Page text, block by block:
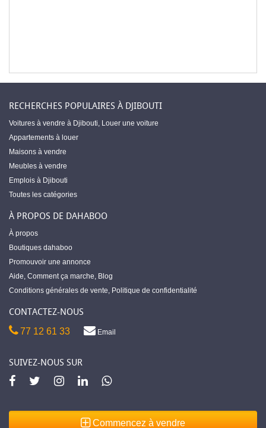
RECHERCHES POPULAIRES À DJIBOUTI
Voitures à vendre à Djibouti, Louer une voiture
Appartements à louer
Maisons à vendre
Meubles à vendre
Emplois à Djibouti
Toutes les catégories
À PROPOS DE DAHABOO
À propos
Boutiques dahaboo
Promouvoir une annonce
Aide, Comment ça marche, Blog
Conditions générales de vente, Politique de confidentialité
CONTACTEZ-NOUS
77 12 61 33 Email
SUIVEZ-NOUS SUR
Commencez à vendre